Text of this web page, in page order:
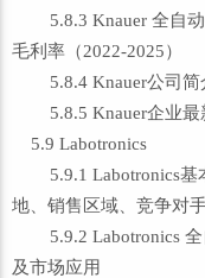
5.8.3 Knauer 全自动
毛利率（2022-2025）
5.8.4 Knauer公司简
5.8.5 Knauer企业最
5.9 Labotronics
5.9.1 Labotronics基
地、销售区域、竞争对
5.9.2 Labotronics 全
及市场应用